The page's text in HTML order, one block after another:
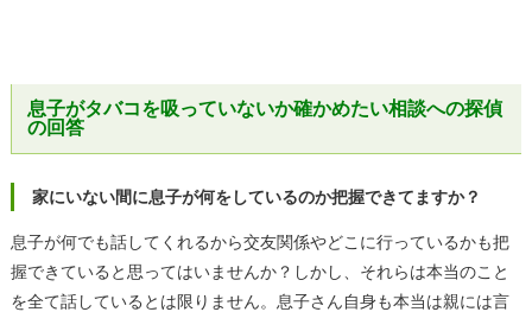
息子がタバコを吸っていないか確かめたい相談への探偵
の回答
家にいない間に息子が何をしているのか把握できてますか？
息子が何でも話してくれるから交友関係やどこに行っているかも把
握できていると思ってはいませんか？しかし、それらは本当のこと
を全て話しているとは限りません。息子さん自身も本当は親には言